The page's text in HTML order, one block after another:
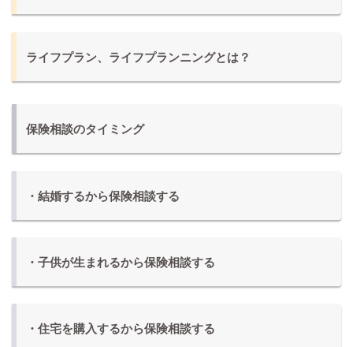
ライフプラン、ライフプランニングとは？
保険相談のタイミング
・結婚するから保険相談する
・子供が生まれるから保険相談する
・住宅を購入するから保険相談する